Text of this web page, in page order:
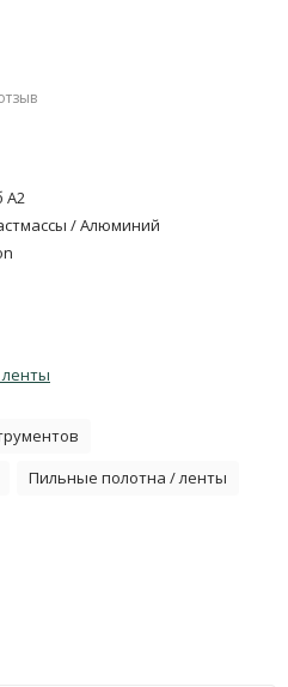
A2
/ Алюминий
Пильные полотна / ленты